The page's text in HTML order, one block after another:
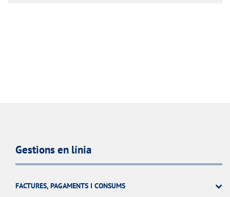
Gestions en línia
FACTURES, PAGAMENTS I CONSUMS